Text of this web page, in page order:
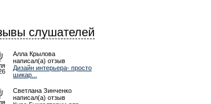
слушателей
Алла Крылова
написал(а) отзыв
Дизайн интерьера- просто
шикар...
Светлана Зинченко
написал(а) отзыв